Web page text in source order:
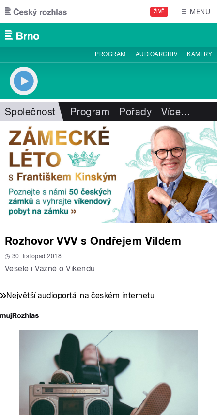
Přejít k hlavnímu obsahu
ŽIVĚ MENU
PROGRAM AUDIOARCHIV KAMERY
Společnost Program Pořady Více…
Rozhovor VVV s Ondřejem Vildem
30. listopad 2018
Vesele i Vážně o Víkendu
Největší audioportál na českém internetu